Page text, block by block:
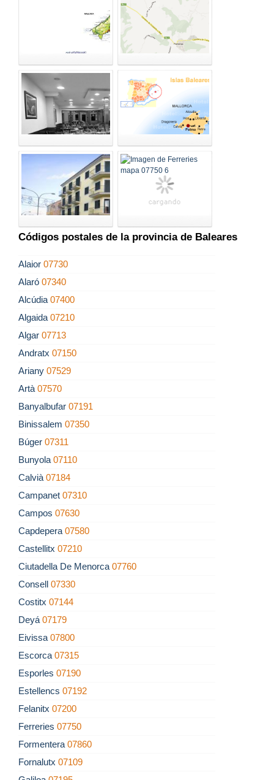
Códigos postales de la provincia de Baleares
Alaior 07730
Alaró 07340
Alcúdia 07400
Algaida 07210
Algar 07713
Andratx 07150
Ariany 07529
Artà 07570
Banyalbufar 07191
Binissalem 07350
Búger 07311
Bunyola 07110
Calvià 07184
Campanet 07310
Campos 07630
Capdepera 07580
Castellitx 07210
Ciutadella De Menorca 07760
Consell 07330
Costitx 07144
Deyá 07179
Eivissa 07800
Escorca 07315
Esporles 07190
Estellencs 07192
Felanitx 07200
Ferreries 07750
Formentera 07860
Fornalutx 07109